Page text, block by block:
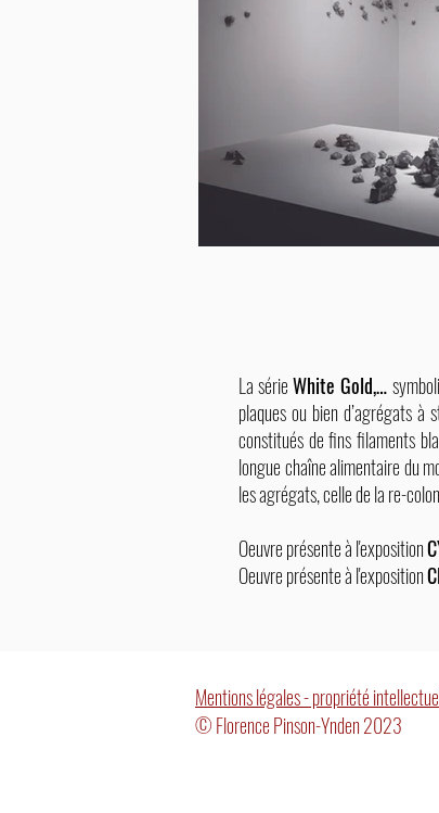
La sérieWhite Gold,…
plaques ou bien d’agrégats
constitués de fins filaments
longue chaîne alimentaire du
les agrégats, celle de la re-
Oeuvre présente à l'exposition
Oeuvre présente à l'exposition
Mentions légales - propriété
© Florence Pinson-Ynden 2023